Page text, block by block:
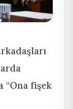
“Ona fişek